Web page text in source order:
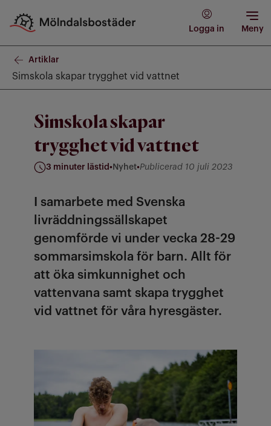
Logga in Meny
Artiklar
Simskola skapar trygghet vid vattnet
Simskola skapar
trygghet vid vattnet
3 minuter lästid • Nyhet•
Kategori: Nyhet
Publicerad 10 juli 2023
I samarbete med Svenska
livräddningssällskapet
genomförde vi under vecka 28-29
sommarsimskola för barn. Allt för
att öka simkunnighet och
vattenvana samt skapa trygghet
vid vattnet för våra hyresgäster.